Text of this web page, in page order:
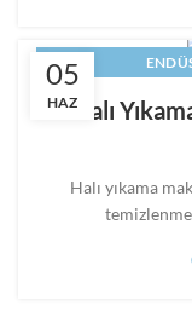
05
HAZ
MAKINA
Halı
Halı yıkama